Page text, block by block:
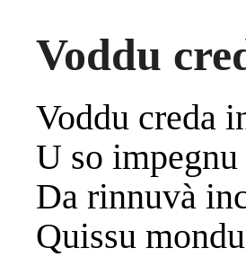
Voddu
Voddu creda
U so
Da rinnuvà
Quissu